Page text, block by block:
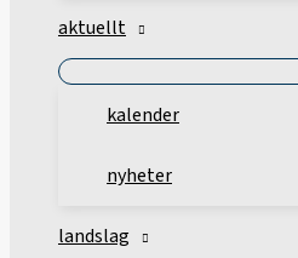
aktuellt
kalender
nyheter
landslag